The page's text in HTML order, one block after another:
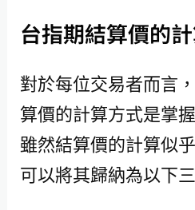
台指期結算價的
對於每位交易者而言
算價的計算方式是掌
雖然結算價的計算似
可以將其歸納為以下